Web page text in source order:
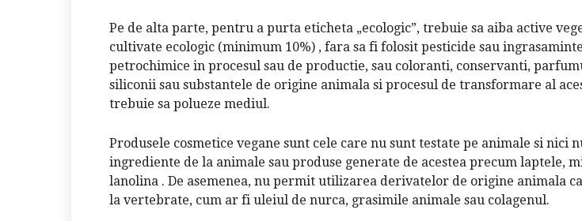
Pe de alta parte, pentru a purta eticheta „ecologic”, trebuie sa aiba active
cultivate ecologic (minimum 10%) , fara sa fi folosit pesticide sau ingrasaminte
petrochimice in procesul sau de productie, sau coloranti, conservanti,
siliconii sau substantele de origine animala si procesul de transformare al
trebuie sa polueze mediul.
Produsele cosmetice vegane sunt cele care nu sunt testate pe animale si nici
ingrediente de la animale sau produse generate de acestea precum laptele,
lanolina . De asemenea, nu permit utilizarea derivatelor de origine animala
la vertebrate, cum ar fi uleiul de nurca, grasimile animale sau colagenul.